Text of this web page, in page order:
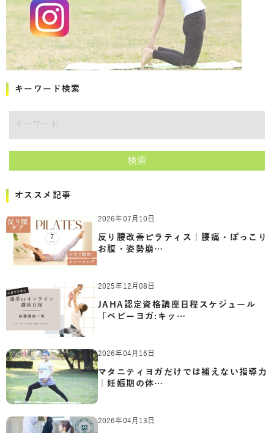
キーワード検索
検索
オススメ記事
2026年07月10日
反り腰改善ピラティス｜腰痛・ぽっこり
お腹・姿勢崩…
2025年12月08日
JAHA認定資格講座日程スケジュール
「ベビーヨガ:キッ…
2026年04月16日
マタニティヨガだけでは補えない指導力
｜妊娠期の体…
2026年04月13日